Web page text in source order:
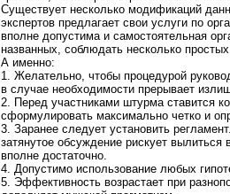
Существует несколько модификаций
экспертов предлагает свои услуги по
вполне допустима и самостоятельная
названных, соблюдать несколько
А именно:
1. Желательно, чтобы процедурой
в случае необходимости прерывает
2. Перед участниками штурма ставится
сформулировать максимально четко и
3. Заранее следует установить
затянутое обсуждение рискует
вполне достаточно.
4. Допустимо использование любых
5. Эффективность возрастает при